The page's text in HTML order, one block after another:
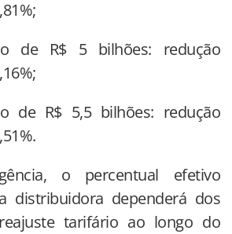
de R$ 5 bilhões: redução
de R$ 5,5 bilhões: redução
o percentual efetivo
distribuidora dependerá dos
tarifário ao longo do